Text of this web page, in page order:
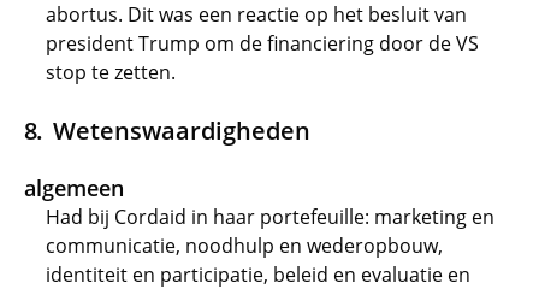
abortus. Dit was een reactie op het besluit van
president Trump om de financiering door de VS
stop te zetten.
Wetenswaardigheden
algemeen
Had bij Cordaid in haar portefeuille: marketing en
communicatie, noodhulp en wederopbouw,
identiteit en participatie, beleid en evaluatie en